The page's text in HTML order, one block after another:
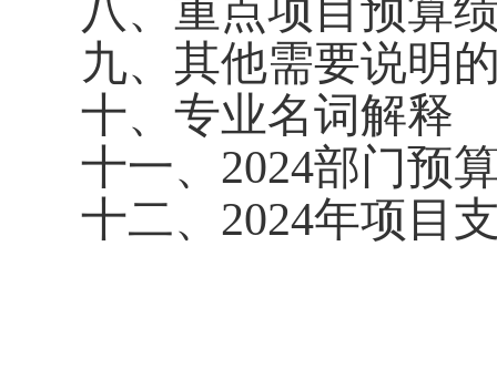
八、重点项目预算
九、其他需要说明
十、专业名词解释
十一、2024部门预
十二、2024年项目